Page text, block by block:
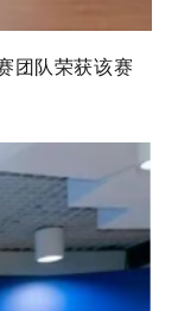
团队荣获该赛